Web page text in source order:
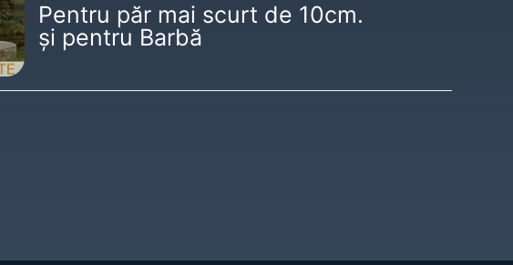
Pentru păr mai scurt de 10cm.
și pentru Barbă